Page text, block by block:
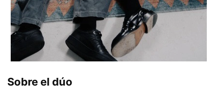
Sobre el dúo